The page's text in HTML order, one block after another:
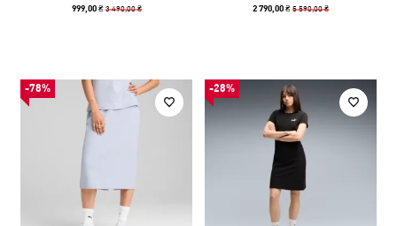
999,00 ₴ 3 490,00 ₴ 2 790,00 ₴5 590,00 ₴
-78% -28%